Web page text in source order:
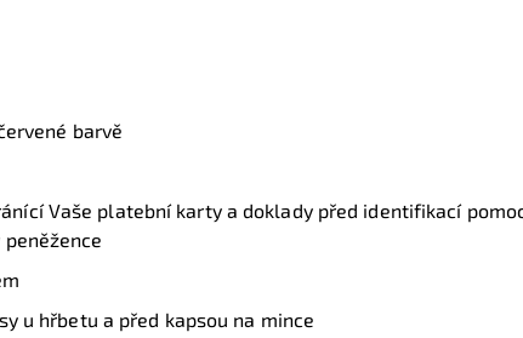
barvě
Vaše platební karty a doklady před identifikací
u hřbetu a před kapsou na mince